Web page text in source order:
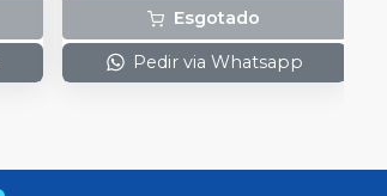
Esgotado
Pedir via Whatsapp